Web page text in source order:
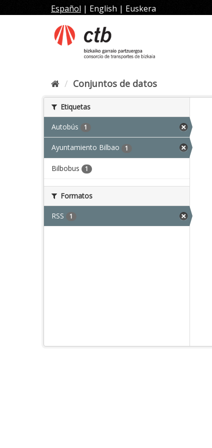
al
Español | English | Euskera
Conjuntos de datos
Etiquetas
Autobús 1
Ayuntamiento Bilbao 1
Bilbobus 1
Formatos
RSS 1